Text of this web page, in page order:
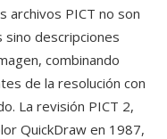
archivos PICT no son
sino descripciones
combinando
de la resolución con
La revisión PICT 2,
QuickDraw en 1987,